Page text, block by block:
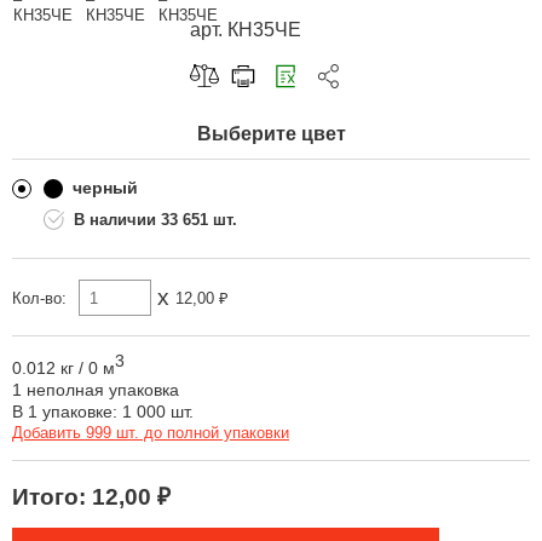
арт. КН35ЧЕ
Скопировать ссылку
Telegram
Одноклассники
Выберите цвет
черный
33 651 шт.
Кол-во: x 12,00 ₽
0.012 кг / 0 м3
1 неполная упаковка
В 1 упаковке: 1 000 шт.
Добавить 999 шт. до полной упаковки
Итого: 12,00 ₽